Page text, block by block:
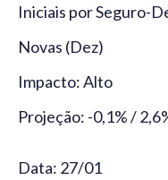
Iniciais por Seguro-
Novas (Dez)
Impacto: Alto
Projeção: -0,1% /
Data: 27/01